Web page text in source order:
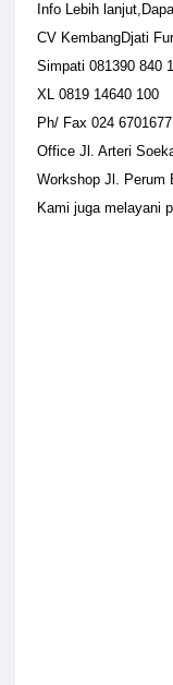
Info Lebih
CV KembangDjati
Simpati 081390 840
XL 0819 14640 100
Ph/ Fax 024 6701677
Office Jl. Arteri
Workshop Jl. Perum
Kami juga melayani